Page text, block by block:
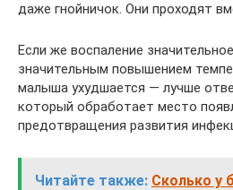
даже гнойничок. Они проходят
Если же воспаление
значительным повышением
малыша ухудшается — лучше
который обработает место
предотвращения развития
Читайте также: Сколько у